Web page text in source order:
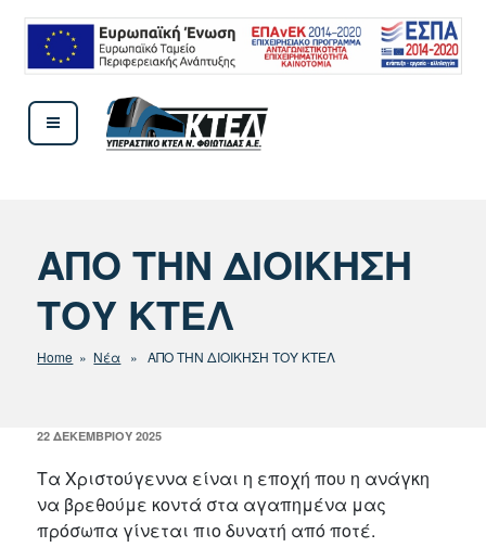
Μετάβαση
περιεχόμενο
ΑΠΟ ΤΗΝ ΔΙΟΙΚΗΣΗ
ΤΟΥ ΚΤΕΛ
Home » Νέα » ΑΠΟ ΤΗΝ ΔΙΟΙΚΗΣΗ ΤΟΥ ΚΤΕΛ
ΔΗΜΟΣΙΕΎΤΗΚΕ
22 ΔΕΚΕΜΒΡΊΟΥ 2025
Τα Χριστούγεννα είναι η εποχή που η ανάγκη
να βρεθούμε κοντά στα αγαπημένα μας
πρόσωπα γίνεται πιο δυνατή από ποτέ.